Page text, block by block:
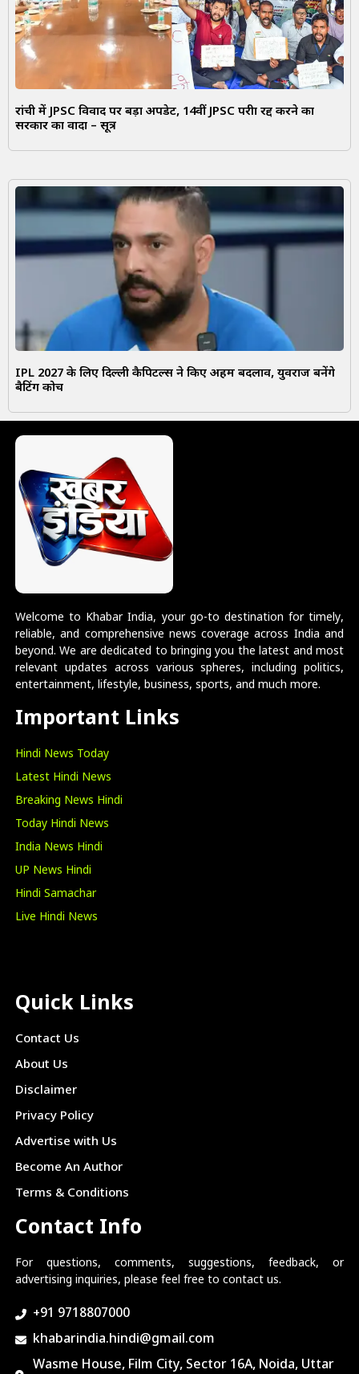
रांची में JPSC विवाद पर बड़ा अपडेट, 14वीं JPSC परीक्षा रद्द करने का
सरकार का वादा – सूत्र
IPL 2027 के लिए दिल्ली कैपिटल्स ने किए अहम बदलाव, युवराज बनेंगे
बैटिंग कोच
Welcome to Khabar India, your go-to destination for timely,
reliable, and comprehensive news coverage across India and
beyond. We are dedicated to bringing you the latest and most
relevant updates across various spheres, including politics,
entertainment, lifestyle, business, sports, and much more.
Important Links
Hindi News Today
Latest Hindi News
Breaking News Hindi
Today Hindi News
India News Hindi
UP News Hindi
Hindi Samachar
Live Hindi News
Quick Links
Contact Us
About Us
Disclaimer
Privacy Policy
Advertise with Us
Become An Author
Terms & Conditions
Contact Info
For questions, comments, suggestions, feedback, or
advertising inquiries, please feel free to contact us.
+91 9718807000
khabarindia.hindi@gmail.com
Wasme House, Film City, Sector 16A, Noida, Uttar